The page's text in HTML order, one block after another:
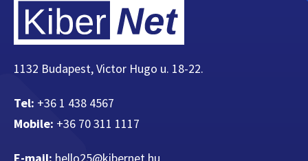
1132 Budapest, Victor Hugo u. 18-22.
Tel: +36 1 438 4567
Mobile: +36 70 311 1117